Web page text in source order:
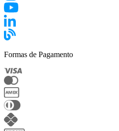
Formas de Pagamento